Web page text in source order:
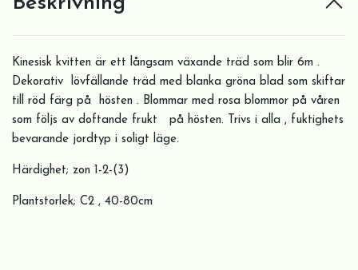
Kinesisk kvitten är ett långsam växande träd som blir 6m .
Dekorativ lövfällande träd med blanka gröna blad som skiftar
till röd färg på hösten . Blommar med rosa blommor på våren
som följs av doftande frukt på hösten. Trivs i alla , fuktighets
bevarande jordtyp i soligt läge.
Härdighet; zon 1-2-(3)
Plantstorlek; C2 , 40-80cm